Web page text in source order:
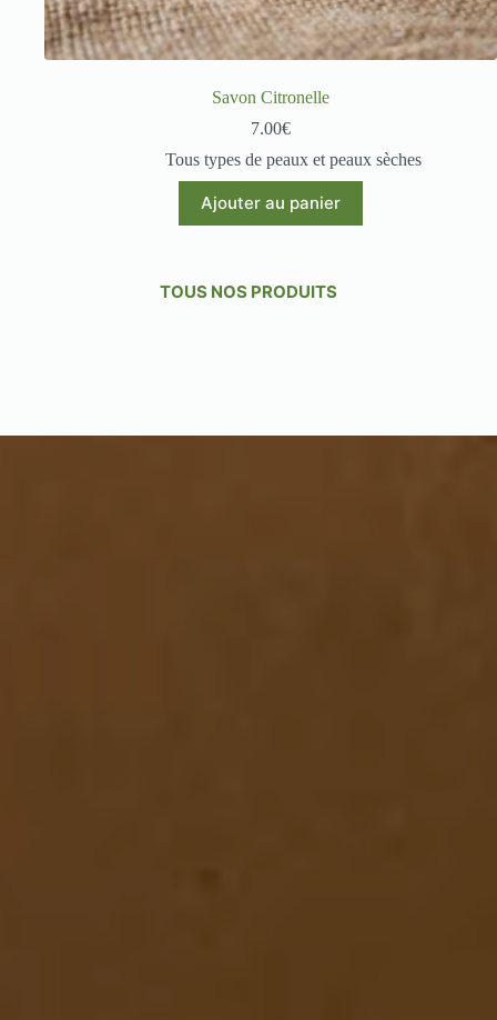
Savon Citronelle
7.00€
Tous types de peaux et peaux sèches
Ajouter au panier
TOUS NOS PRODUITS